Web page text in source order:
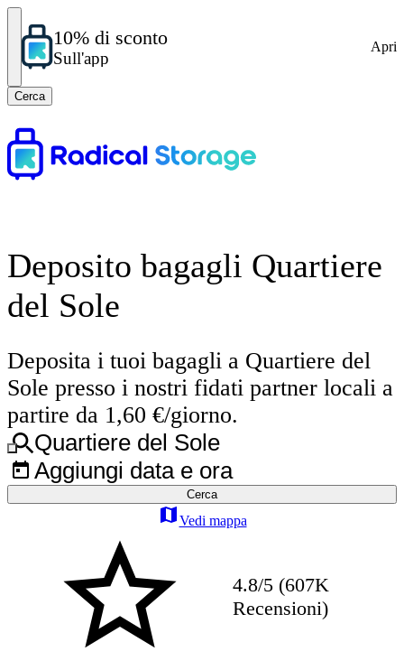
10% di sconto
Sull'app
Apri
Cerca
Deposito bagagli Quartiere
del Sole
Deposita i tuoi bagagli a Quartiere del
Sole presso i nostri fidati partner locali a
partire da 1,60 €/giorno.
Quartiere del Sole
Aggiungi data e ora
Cerca
Vedi mappa
4.8/5 (607K
Recensioni)